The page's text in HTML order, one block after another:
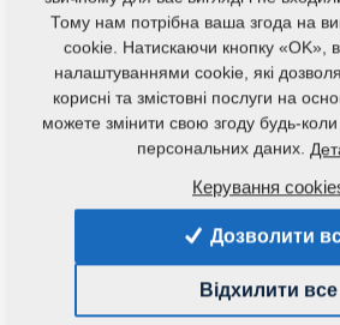
Початковий каталоговий
3008031 3008001
Дана запасна частина також
наступного обладнання:
Тому нам потрібна ваша згода на
cookie. Натискаючи кнопку «OK»,
налаштуваннями cookie, які
корисні та змістовні послуги на
можете змінити свою згоду будь-коли
персональних даних.
Керування
Дозволити
Відхилити все